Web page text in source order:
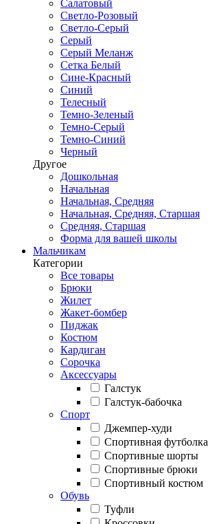
Салатовый
Светло-Розовый
Светло-Серый
Серый
Серый Меланж
Сетка Белый
Сине-Красный
Синий
Телесный
Темно-Зеленый
Темно-Серый
Темно-Синий
Черный
Другое
Дошкольная
Начальная
Начальная, Средняя
Начальная, Средняя, Старшая
Средняя, Старшая
Форма для вашей школы
Мальчикам
Категории
Все товары
Брюки
Жилет
Жакет-бомбер
Пиджак
Костюм
Кардиган
Сорочка
Аксессуары
Галстук
Галстук-бабочка
Спорт
Джемпер-худи
Спортивная футболка
Спортивные шорты
Спортивные брюки
Спортивный костюм
Обувь
Туфли